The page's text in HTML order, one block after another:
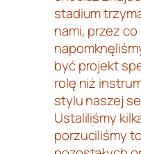
stadium
nami, przez
być projekt
rolę niż
stylu naszej
Ustaliliśmy
porzuciliśmy